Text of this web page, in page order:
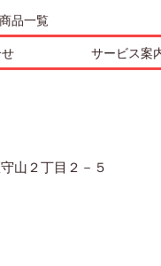
商品一覧
サービス案
山２丁目２－５